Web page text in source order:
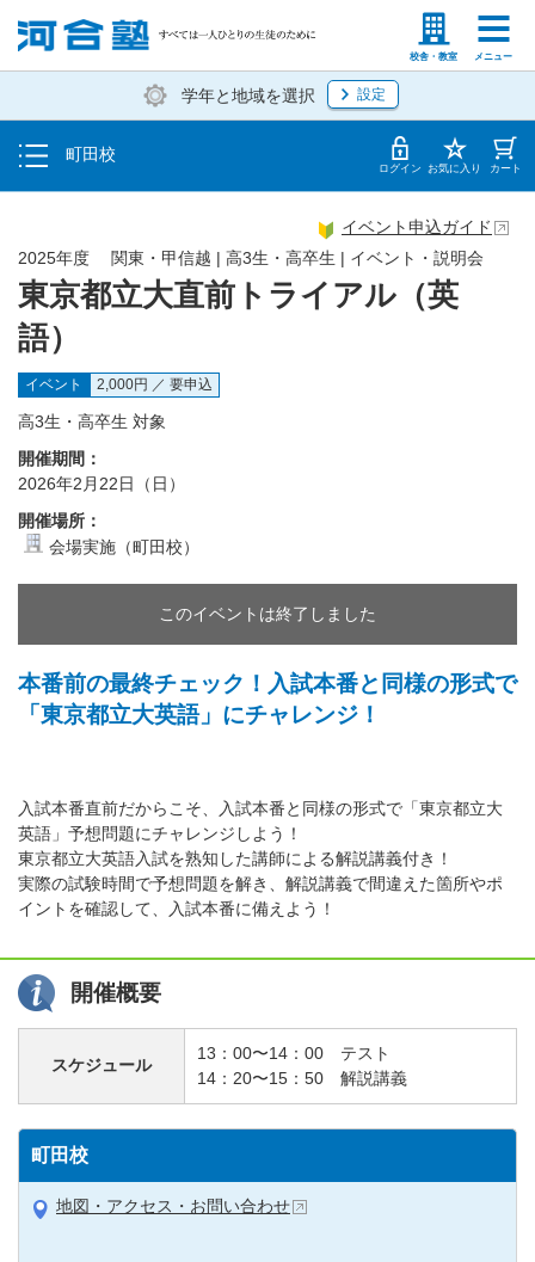
校舎・教室 メニュー
塾生の方 高等学校の先生
学年と地域を選択 設定
町田校
トップ
地図・アクセス ログイン お気に入り カート
東京都立大直前トライアル（英
語）
2025年度 関東・甲信越 | 高3生・高卒生 | イベント・説明会
イベント申込ガイド
イベント 2,000円 ／ 要申込
高3生・高卒生 対象
開催期間：
2026年2月22日（日）
開催場所：
会場実施（町田校）
このイベントは終了しました
本番前の最終チェック！入試本番と同様の形式で
「東京都立大英語」にチャレンジ！
入試本番直前だからこそ、入試本番と同様の形式で「東京都立大
英語」予想問題にチャレンジしよう！
東京都立大英語入試を熟知した講師による解説講義付き！
実際の試験時間で予想問題を解き、解説講義で間違えた箇所やポ
イントを確認して、入試本番に備えよう！
開催概要
スケジュール
13：00〜14：00 テスト
14：20〜15：50 解説講義
町田校
地図・アクセス・お問い合わせ